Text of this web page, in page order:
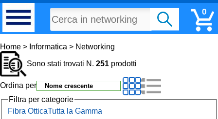
0
MATERIALI DI CONSUMO
PROGETTI E MATERIALE PROMOZIONALE
TECNOLOGIA E DIDATTTICA
Home > Informatica > Networking
Sono stati trovati N. 251 prodotti
Ordina per
Filtra per categorie
Fibra OtticaTutta la Gamma